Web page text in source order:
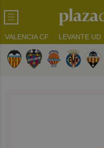
VALENCIA CF LEVANTE UD